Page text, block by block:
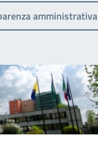
amministrativa